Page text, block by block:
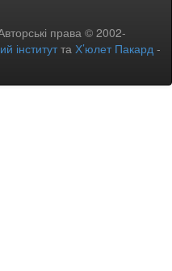
права © 2002-
інститутта Х’юлет Пакард -